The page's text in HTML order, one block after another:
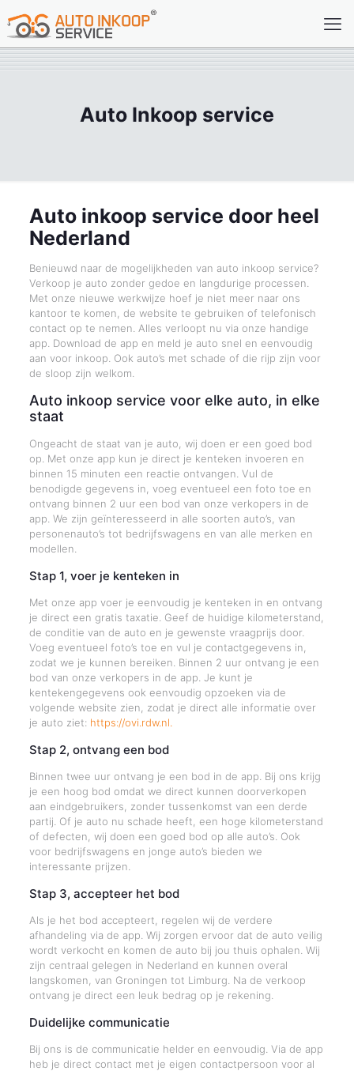
Auto Inkoop service
Auto inkoop service door heel
Nederland
Benieuwd naar de mogelijkheden van auto inkoop service?
Verkoop je auto zonder gedoe en langdurige processen.
Met onze nieuwe werkwijze hoef je niet meer naar ons
kantoor te komen, de website te gebruiken of telefonisch
contact op te nemen. Alles verloopt nu via onze handige
app. Download de app en meld je auto snel en eenvoudig
aan voor inkoop. Ook auto’s met schade of die rijp zijn voor
de sloop zijn welkom.
Auto inkoop service voor elke auto, in elke
staat
Ongeacht de staat van je auto, wij doen er een goed bod
op. Met onze app kun je direct je kenteken invoeren en
binnen 15 minuten een reactie ontvangen. Vul de
benodigde gegevens in, voeg eventueel een foto toe en
ontvang binnen 2 uur een bod van onze verkopers in de
app. We zijn geïnteresseerd in alle soorten auto’s, van
personenauto’s tot bedrijfswagens en van alle merken en
modellen.
Stap 1, voer je kenteken in
Met onze app voer je eenvoudig je kenteken in en ontvang
je direct een gratis taxatie. Geef de huidige kilometerstand,
de conditie van de auto en je gewenste vraagprijs door.
Voeg eventueel foto’s toe en vul je contactgegevens in,
zodat we je kunnen bereiken. Binnen 2 uur ontvang je een
bod van onze verkopers in de app. Je kunt je
kentekengegevens ook eenvoudig opzoeken via de
volgende website zien, zodat je direct alle informatie over
je auto ziet: https://ovi.rdw.nl.
Stap 2, ontvang een bod
Binnen twee uur ontvang je een bod in de app. Bij ons krijg
je een hoog bod omdat we direct kunnen doorverkopen
aan eindgebruikers, zonder tussenkomst van een derde
partij. Of je auto nu schade heeft, een hoge kilometerstand
of defecten, wij doen een goed bod op alle auto’s. Ook
voor bedrijfswagens en jonge auto’s bieden we
interessante prijzen.
Stap 3, accepteer het bod
Als je het bod accepteert, regelen wij de verdere
afhandeling via de app. Wij zorgen ervoor dat de auto veilig
wordt verkocht en komen de auto bij jou thuis ophalen. Wij
zijn centraal gelegen in Nederland en kunnen overal
langskomen, van Groningen tot Limburg. Na de verkoop
ontvang je direct een leuk bedrag op je rekening.
Duidelijke communicatie
Bij ons is de communicatie helder en eenvoudig. Via de app
heb je direct contact met je eigen contactpersoon voor al